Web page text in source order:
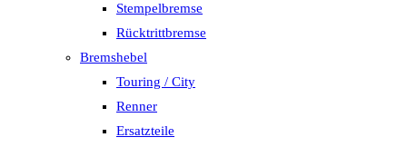
Stempelbremse
Rücktrittbremse
Bremshebel
Touring / City
Renner
Ersatzteile